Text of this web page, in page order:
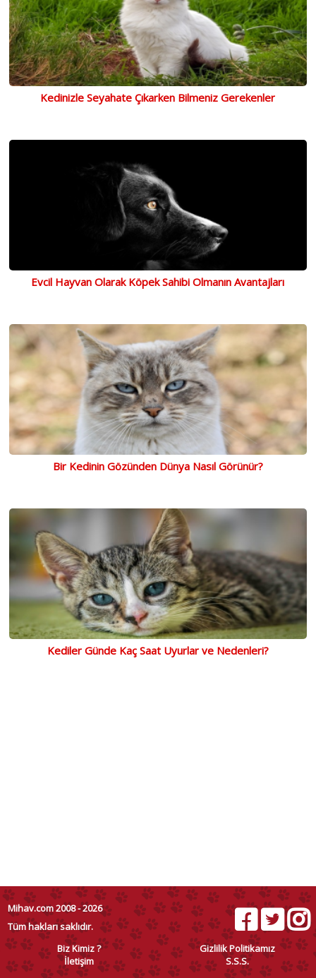
Kedinizle Seyahate Çıkarken Bilmeniz Gerekenler
Evcil Hayvan Olarak Köpek Sahibi Olmanın Avantajları
Bir Kedinin Gözünden Dünya Nasıl Görünür?
Kediler Günde Kaç Saat Uyurlar ve Nedenleri?
Mihav.com 2008 - 2026
Tüm hakları saklıdır.
Biz Kimiz ?
Gizlilik Politikamız
İletişim
S.S.S.